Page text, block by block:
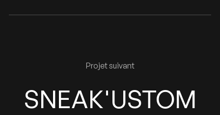
Projet suivant
SNEAK'USTOM